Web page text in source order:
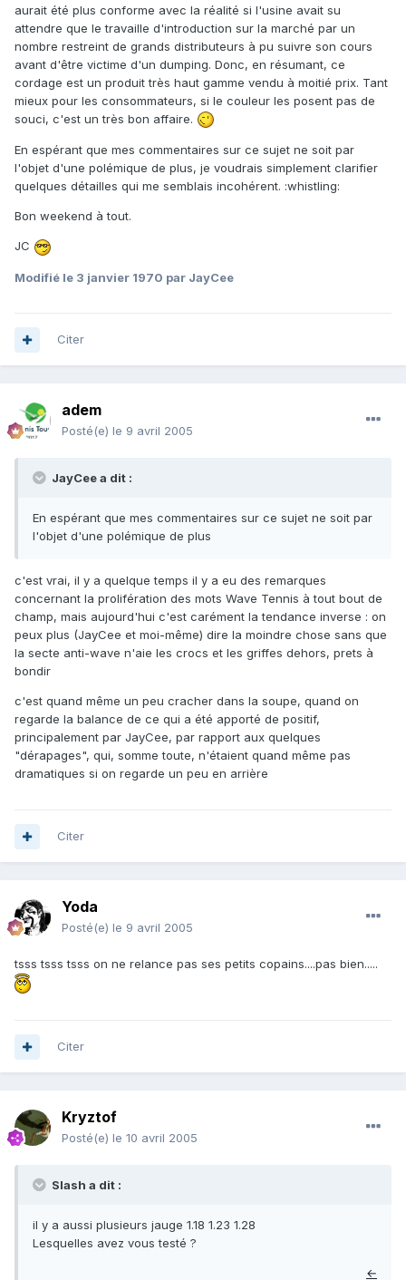
aurait été plus conforme avec la réalité si l'usine avait su
attendre que le travaille d'introduction sur la marché par un
nombre restreint de grands distributeurs à pu suivre son cours
avant d'être victime d'un dumping. Donc, en résumant, ce
cordage est un produit très haut gamme vendu à moitié prix. Tant
mieux pour les consommateurs, si le couleur les posent pas de
souci, c'est un très bon affaire.
En espérant que mes commentaires sur ce sujet ne soit par
l'objet d'une polémique de plus, je voudrais simplement clarifier
quelques détailles qui me semblais incohérent. :whistling:
Bon weekend à tout.
JC
Modifié le 3 janvier 1970 par JayCee
Citer
adem
Posté(e) le 9 avril 2005
JayCee a dit :
En espérant que mes commentaires sur ce sujet ne soit par
l'objet d'une polémique de plus
c'est vrai, il y a quelque temps il y a eu des remarques
concernant la prolifération des mots Wave Tennis à tout bout de
champ, mais aujourd'hui c'est carément la tendance inverse : on
peux plus (JayCee et moi-même) dire la moindre chose sans que
la secte anti-wave n'aie les crocs et les griffes dehors, prets à
bondir
c'est quand même un peu cracher dans la soupe, quand on
regarde la balance de ce qui a été apporté de positif,
principalement par JayCee, par rapport aux quelques
"dérapages", qui, somme toute, n'étaient quand même pas
dramatiques si on regarde un peu en arrière
Citer
Yoda
Posté(e) le 9 avril 2005
tsss tsss tsss on ne relance pas ses petits copains....pas bien.....
Citer
Kryztof
Posté(e) le 10 avril 2005
Slash a dit :
il y a aussi plusieurs jauge 1.18 1.23 1.28
Lesquelles avez vous testé ?
←